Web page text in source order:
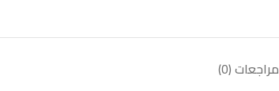
مراجعات (0)